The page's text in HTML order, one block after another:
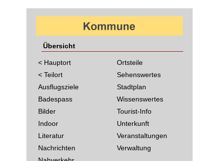
Übersicht
< Hauptort
< Teilort
Ausflugsziele
Badespass
Bilder
Indoor
Literatur
Nachrichten
Ortsteile
Sehenswertes
Stadtplan
Wissenswertes
Tourist-Info
Unterkunft
Veranstaltungen
Verwaltung